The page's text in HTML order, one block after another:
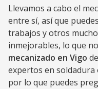
Llevamos a cabo el
entre sí, así que
trabajos y otros
inmejorables, lo que
mecanizado en Vigo
expertos en
por lo que puedes